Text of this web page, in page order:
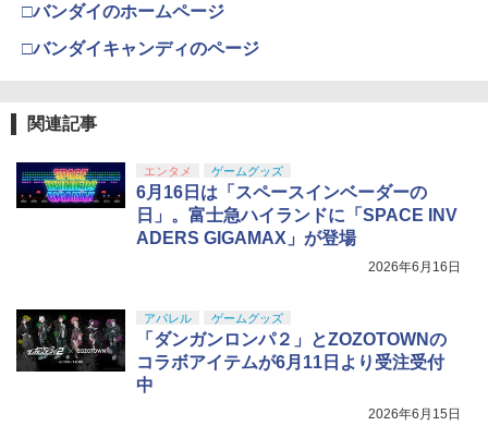
□バンダイのホームページ
□バンダイキャンディのページ
関連記事
エンタメ ゲームグッズ
6月16日は「スペースインベーダーの
日」。富士急ハイランドに「SPACE INV
ADERS GIGAMAX」が登場
2026年6月16日
アパレル ゲームグッズ
「ダンガンロンパ２」とZOZOTOWNの
コラボアイテムが6月11日より受注受付
中
2026年6月15日